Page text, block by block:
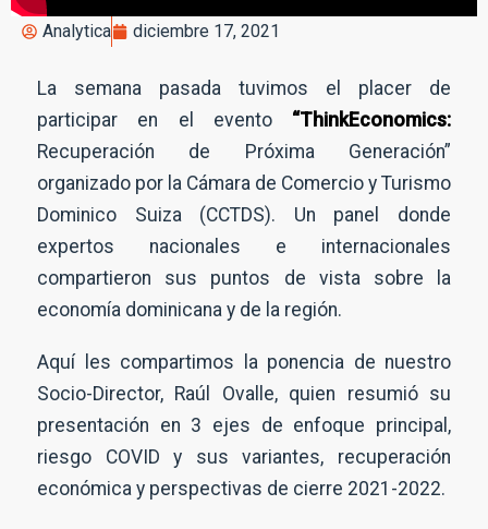
Analytica diciembre 17, 2021
La semana pasada tuvimos el placer de
participar en el evento “ThinkEconomics:
Recuperación de Próxima Generación”
organizado por la Cámara de Comercio y Turismo
Dominico Suiza (CCTDS). Un panel donde
expertos nacionales e internacionales
compartieron sus puntos de vista sobre la
economía dominicana y de la región.
Aquí les compartimos la ponencia de nuestro
Socio-Director, Raúl Ovalle, quien resumió su
presentación en 3 ejes de enfoque principal,
riesgo COVID y sus variantes, recuperación
económica y perspectivas de cierre 2021-2022.